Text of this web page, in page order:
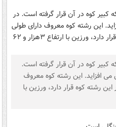
کوه در آن قرار گرفته است.
افزاید. این رشته کوه معروف
این رشته کوه قرار دارد، ورزین با